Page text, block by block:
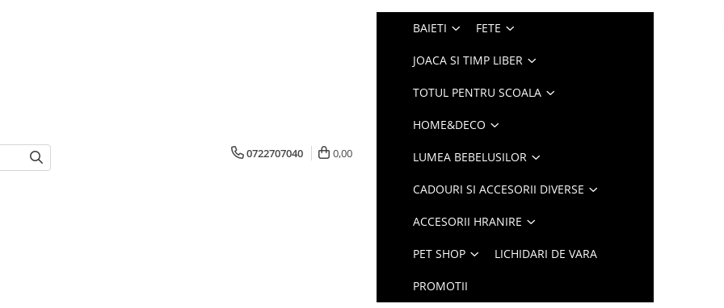
0722707040 0,00
BAIETI FETE
JOACA SI TIMP LIBER
TOTUL PENTRU SCOALA
HOME&DECO
LUMEA BEBELUSILOR
CADOURI SI ACCESORII DIVERSE
ACCESORII HRANIRE
PET SHOP LICHIDARI DE VARA
PROMOTII